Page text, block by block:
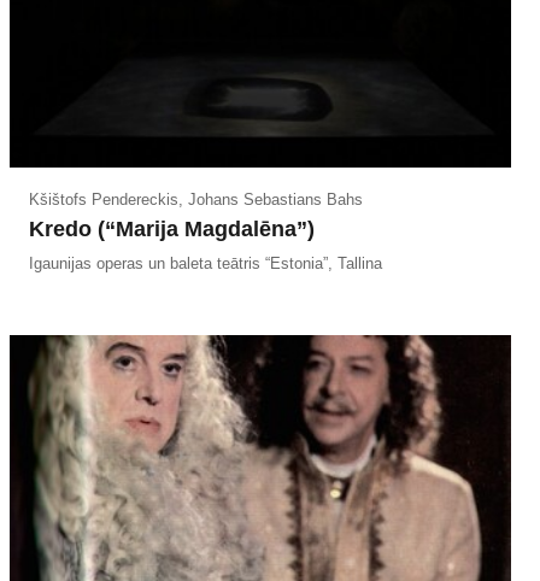
Kšištofs Pendereckis, Johans Sebastians Bahs
Kredo (“Marija Magdalēna”)
Igaunijas operas un baleta teātris “Estonia”, Tallina